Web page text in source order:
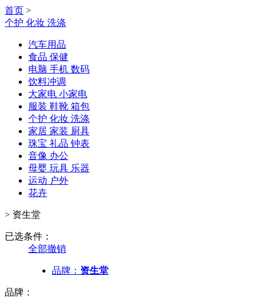
首页 >
个护 化妆 洗涤
汽车用品
食品 保健
电脑 手机 数码
饮料冲调
大家电 小家电
服装 鞋靴 箱包
个护 化妆 洗涤
家居 家装 厨具
珠宝 礼品 钟表
音像 办公
母婴 玩具 乐器
运动 户外
花卉
> 资生堂
已选条件：
全部撤销
品牌： 资生堂
品牌：